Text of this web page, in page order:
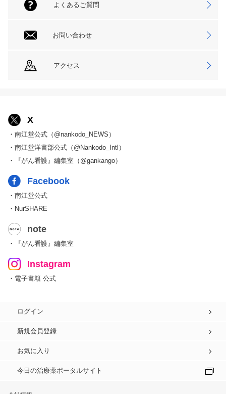
よくあるご質問
お問い合わせ
アクセス
X
・南江堂公式（@nankodo_NEWS）
・南江堂洋書部公式（@Nankodo_Intl）
・『がん看護』編集室（@gankango）
Facebook
・南江堂公式
・NurSHARE
note
・『がん看護』編集室
Instagram
・電子書籍 公式
ログイン
新規会員登録
お気に入り
今日の治療薬ポータルサイト